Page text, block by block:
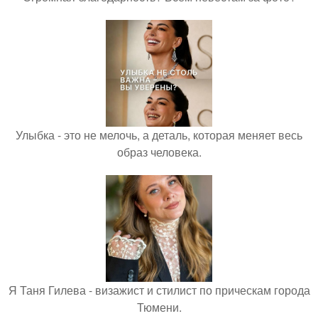
Улыбка - это не мелочь, а деталь, которая меняет весь
образ человека.
Я Таня Гилева - визажист и стилист по прическам города
Тюмени.